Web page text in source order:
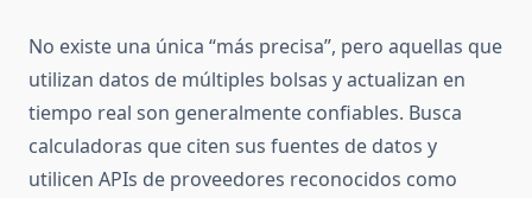
No existe una única “más precisa”, pero aquellas que
utilizan datos de múltiples bolsas y actualizan en
tiempo real son generalmente confiables. Busca
calculadoras que citen sus fuentes de datos y
utilicen APIs de proveedores reconocidos como